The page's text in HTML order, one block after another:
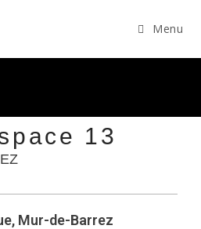
Menu
13
Mur-de-Barrez